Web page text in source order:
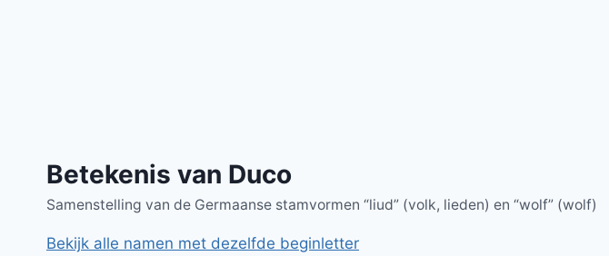
Betekenis van Duco
Samenstelling van de Germaanse stamvormen “liud” (volk, lieden) en “wolf” (wolf)
Bekijk alle namen met dezelfde beginletter